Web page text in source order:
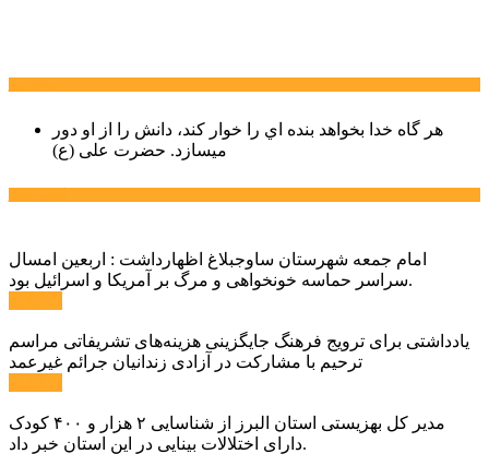
هر گاه خدا بخواهد بنده اي را خوار كند، دانش را از او دور
میسازد. حضرت علی (ع)
امام جمعه شهرستان ساوجبلاغ اظهارداشت : اربعین امسال
سراسر حماسه خونخواهی و مرگ بر آمریکا و اسرائیل بود.
یادداشتی برای ترویج فرهنگ جایگزینی هزینه‌های تشریفاتی مراسم
ترحیم با مشارکت در آزادی زندانیان جرائم غیرعمد
مدیر کل بهزیستی استان البرز از شناسایی ۲ هزار و ۴۰۰ کودک
دارای اختلالات بینایی در این استان خبر داد.